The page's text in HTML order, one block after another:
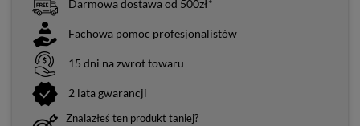
Darmowa dostawa od 500zł*
Fachowa pomoc profesjonalistów
15 dni na zwrot towaru
2 lata gwarancji
Znalazłeś ten produkt taniej?